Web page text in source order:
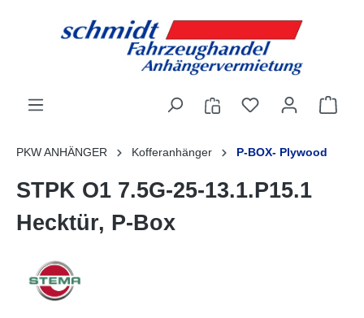
PKW ANHÄNGER Kofferanhänger P-BOX- Plywood
STPK O1 7.5G-25-13.1.P15.1
Hecktür, P-Box